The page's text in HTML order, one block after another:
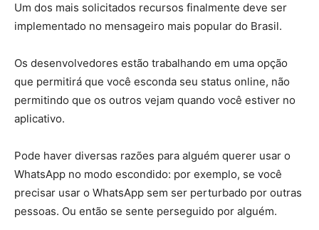
Um dos mais solicitados recursos finalmente deve ser
implementado no mensageiro mais popular do Brasil.
Os desenvolvedores estão trabalhando em uma opção
que permitirá que você esconda seu status online, não
permitindo que os outros vejam quando você estiver no
aplicativo.
Pode haver diversas razões para alguém querer usar o
WhatsApp no modo escondido: por exemplo, se você
precisar usar o WhatsApp sem ser perturbado por outras
pessoas. Ou então se sente perseguido por alguém.